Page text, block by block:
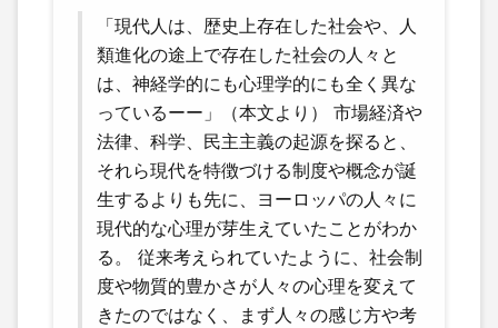
「現代人は、歴史上存在した社会や、人
類進化の途上で存在した社会の人々と
は、神経学的にも心理学的にも全く異な
っているーー」（本文より） 市場経済や
法律、科学、民主主義の起源を探ると、
それら現代を特徴づける制度や概念が誕
生するよりも先に、ヨーロッパの人々に
現代的な心理が芽生えていたことがわか
る。 従来考えられていたように、社会制
度や物質的豊かさが人々の心理を変えて
きたのではなく、まず人々の感じ方や考